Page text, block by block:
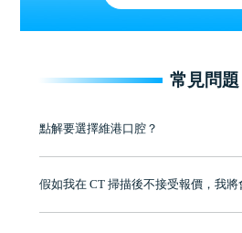
常見問題
點解要選擇維港口腔？
牌」、「2025香港企業領袖品牌」，是諾
至今已服務超過三十個國家和地區的顧客，
假如我在 CT 掃描後不接受報價，我將